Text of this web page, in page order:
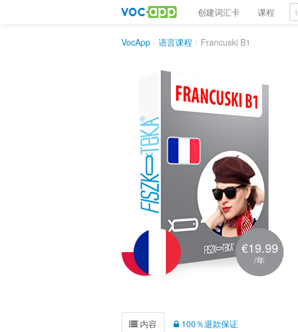
创建词汇卡 课程
VocApp / 语言课程 / Francuski B1
€19.99
/年
内容 100％退款保证